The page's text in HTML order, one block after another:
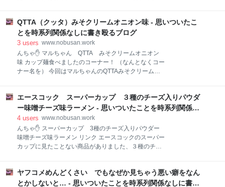
して昨日夕方「明日使うから明日持ってこい」って無
茶な注文がきた、さすがに現場の人がブチ切れて「や
ってられるか！」ってなった、それもそのはずで、今
は新しい会社との取り
気なんですね、11時販売開始で行ったのが12時過ぎな
んで当然なんですがね。 そこで今回は別のパンを購入
しました、お昼くらいになると売り切れ続出でした、
かなり少なくなってましたがその中で気になるパンを
2つほど。 プリンパン プリン大好きなんで楽しみで
す。 お腹空いてたので車で食べました。 焦げ目はカラ
そうに見えますがかなりいっぱい入ってました。 焦げ
たカラメル部分は香ばしくて甘くて中のカスタードク
リームにパンも甘くてとても美
QTTA（クッタ）みそクリームオニオン味 - 思いついたこ
とを時系列関係なしに書き殴るブログ
3 users www.nobusan.work
んちゃ✋ マルちゃん QTTA みそクリームオニオン
味 カップ麺食べましたのコーナー！ （なんとなくコー
ナー名を） 今回はマルちゃんのQTTAみそクリームオ
りますね。 アレルギー成分など 開封 中身がぎっしり
詰まってます。 オニオン味って言うかオニオンしっか
り入ってますね。 かなり麺がぎっしり詰まっててお湯
が入っていきません（笑） 麺のかたまりを箸で突っつ
いてお湯を中に入れて行かないと入らないほどでし
た。 完成 実食 かなり盛りだくさんですね、量間違え
すすりやすくて食感にノドごしも良くスープもほどよ
く運んでくれるので大変美味しいです。 具材は玉ネギ
エースコック スーパーカップ ３種のチーズ入りパウダ
ー味噌チーズ味ラーメン - 思いついたことを時系列関係な
しに書き殴るブログ
4 users www.nobusan.work
んちゃ✋ スーパーカップ 3種のチーズ入りパウダー
味噌チーズ味ラーメン リンク エースコックのスーパー
カップに見たことない商品がありました、３種のチー
す、チーズ好きとしてこれは期待できますね。 アレル
ギー情報など（後ろにネイチャーメイドがw） 開封 実
ヤフコメめんどくさい でもなぜか見ちゃう悪い癖をなん
とかしないと… - 思いついたことを時系列関係なしに書き